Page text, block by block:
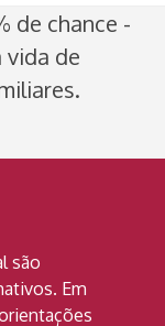
de chance -
vida de
são
Em